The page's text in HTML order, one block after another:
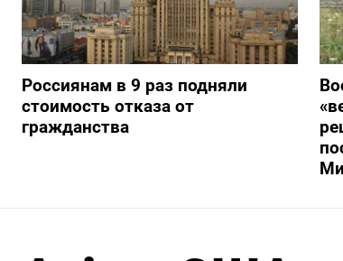
Россиянам в 9 раз подняли
стоимость отказа от
гражданства